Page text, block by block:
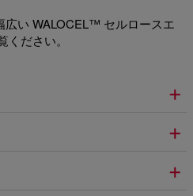
広い WALOCEL™ セルロースエ
ださい。